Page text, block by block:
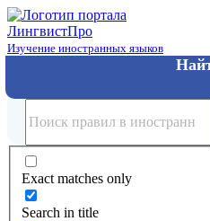
ЛингвистПро
Изучение иностранных языков
Exact matches only
Search in title